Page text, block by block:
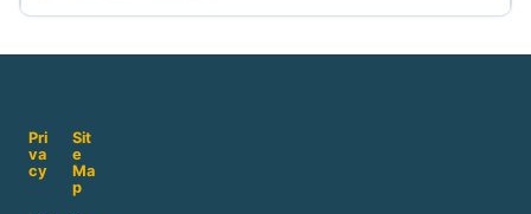
Pri
va
cy
Sit
e
Ma
p